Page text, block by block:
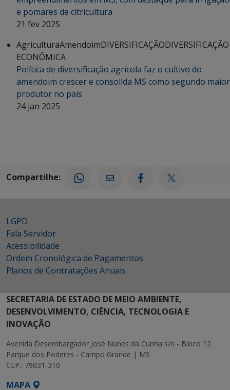
e pomares de citricultura
21 fev 2025
AgriculturaAmendoimDIVERSIFICAÇÃODIVERSIFICAÇÃO
ECONÔMICA
Política de diversificação agrícola faz o cultivo do
amendoim crescer e consolida MS como segundo maior
produtor no país
24 jan 2025
Compartilhe:
LGPD
Fala Servidor
Acessibilidade
Ordem Cronológica de Pagamentos
Planos de Contratações Anuais
SECRETARIA DE ESTADO DE MEIO AMBIENTE,
DESENVOLVIMENTO, CIÊNCIA, TECNOLOGIA E
INOVAÇÃO
Avenida Desembargador José Nunes da Cunha s/n - Bloco 12
Parque dos Poderes - Campo Grande | MS
CEP.: 79031-310
MAPA